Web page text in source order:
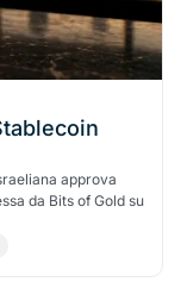
approva
da Bits of Gold su